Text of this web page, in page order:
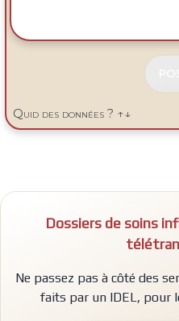
P
A
M
Quid des données ? ↑↓
Dossiers de soins
Ne passez pas à côté des
faits par un IDEL, pour